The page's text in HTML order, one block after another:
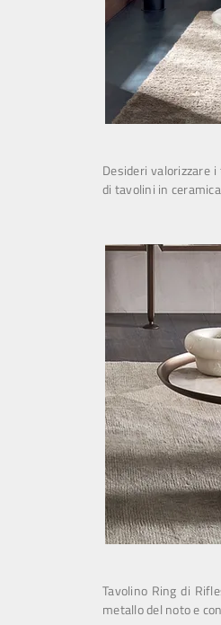
Desideri valorizzare
di tavolini in
Tavolino Ring di
metallo del noto e